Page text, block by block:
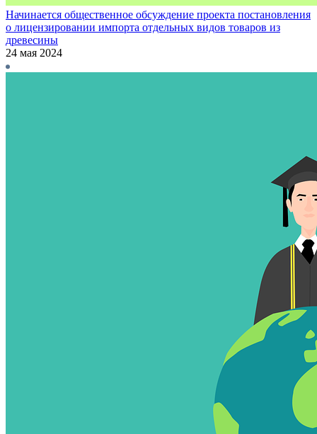
Начинается общественное обсуждение проекта постановления
о лицензировании импорта отдельных видов товаров из
древесины
24 мая 2024